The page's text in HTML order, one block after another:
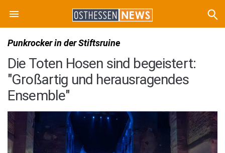
Punkrocker in der Stiftsruine
Die Toten Hosen sind begeistert:
"Großartig und herausragendes
Ensemble"